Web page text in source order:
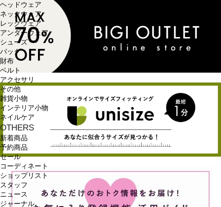
ヘッドウェア
ネックウェア
レッグウェア
アンダーウェア
シューズ
バッグ
財布
ベルト
アクセサリ
その他
雑貨小物
インテリア小物
ネイルケア
OTHERS
新着商品
予約商品
セール
コーディネート
ショップリスト
スタッフ
ニュース
ジャーナル